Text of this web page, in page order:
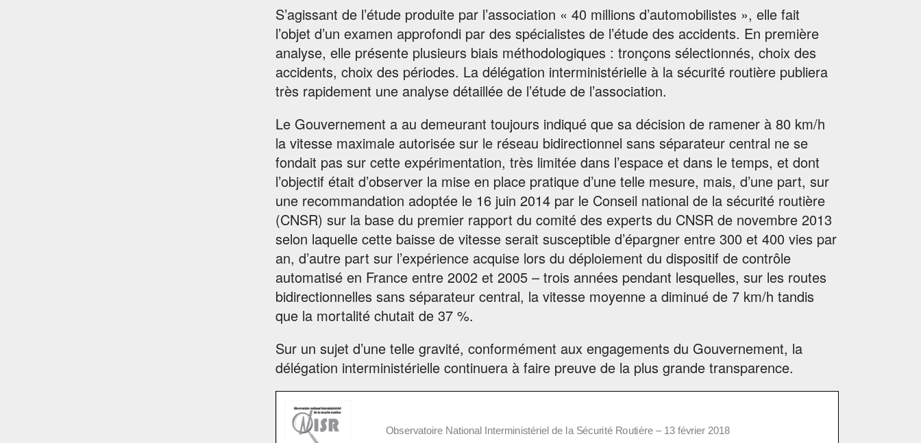
S’agissant de l’étude produite par l’association « 40 millions d’automobilistes », elle fait
l’objet d’un examen approfondi par des spécialistes de l’étude des accidents. En première
analyse, elle présente plusieurs biais méthodologiques : tronçons sélectionnés, choix des
accidents, choix des périodes. La délégation interministérielle à la sécurité routière publiera
très rapidement une analyse détaillée de l’étude de l’association.
Le Gouvernement a au demeurant toujours indiqué que sa décision de ramener à 80 km/h
la vitesse maximale autorisée sur le réseau bidirectionnel sans séparateur central ne se
fondait pas sur cette expérimentation, très limitée dans l’espace et dans le temps, et dont
l’objectif était d’observer la mise en place pratique d’une telle mesure, mais, d’une part, sur
une recommandation adoptée le 16 juin 2014 par le Conseil national de la sécurité routière
(CNSR) sur la base du premier rapport du comité des experts du CNSR de novembre 2013
selon laquelle cette baisse de vitesse serait susceptible d’épargner entre 300 et 400 vies par
an, d’autre part sur l’expérience acquise lors du déploiement du dispositif de contrôle
automatisé en France entre 2002 et 2005 – trois années pendant lesquelles, sur les routes
bidirectionnelles sans séparateur central, la vitesse moyenne a diminué de 7 km/h tandis
que la mortalité chutait de 37 %.
Sur un sujet d’une telle gravité, conformément aux engagements du Gouvernement, la
délégation interministérielle continuera à faire preuve de la plus grande transparence.